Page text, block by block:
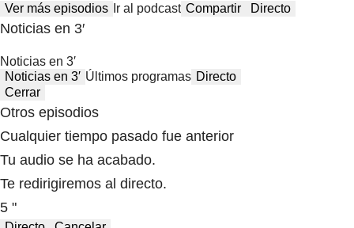
Ver más episodios Ir al podcast Compartir Directo
Noticias en 3′
Noticias en 3′
Noticias en 3′ Últimos programas Directo
Cerrar
Otros episodios
Cualquier tiempo pasado fue anterior
Tu audio se ha acabado.
Te redirigiremos al directo.
5 "